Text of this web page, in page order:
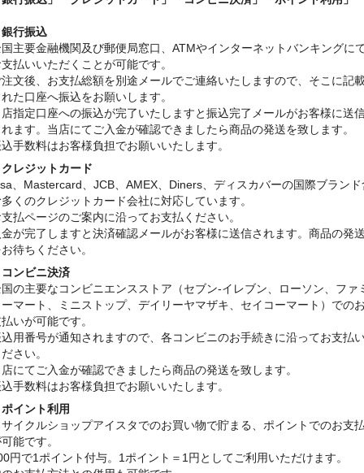
行振込
主要金融機関及び郵便局窓口、ATMやインターネットバンキングに
払いいただくことが可能です。
文後、お支払総額を別途メールでご連絡いたしますので、そこに記
た口座へ振込をお願いします。
指定口座への振込が完了いたしますと振込完了メールがお客様に送
ます。当店にてご入金が確認できましたら商品の発送を致します。
手数料はお客様負担でお願いいたします。
レジットカード
、Mastercard、JCB、AMEX、Diners、ディスカバーの国際ブランド
くのクレジットカード会社に対応しています。
払ページのご案内に沿ってお支払ください。
が完了しますと決済確認メールがお客様に送信されます。商品の発
待ちください。
ンビニ決済
の主要なコンビニエンスストア（セブン-イレブン、ローソン、ファ
マート、ミニストップ、デイリーヤマザキ、セイコーマート）での
いが可能です。
用番号が通知されますので、各コンビニのお手続きに沿ってお支払
さい。
にてご入金が確認できましたら商品の発送を致します。
手数料はお客様負担でお願いいたします。
イント利用
イクルショップアイスタでのお買い物で貯まる、ポイントでのお支
能です。
円で1ポイント付与。1ポイント＝1円としてご利用いただけます。